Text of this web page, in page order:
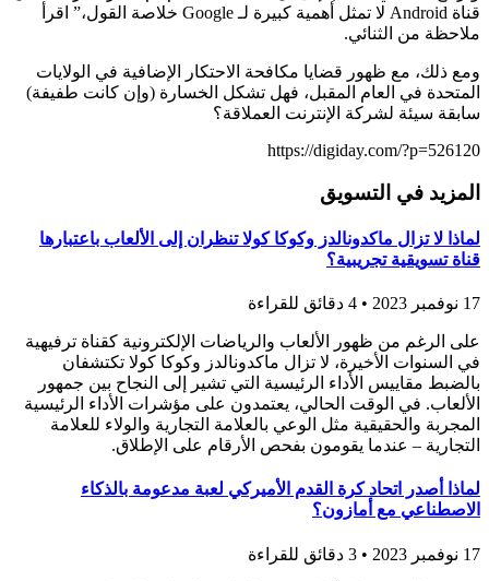
قناة Android لا تمثل أهمية كبيرة لـ Google خلاصة القول،” اقرأ
ملاحظة من الثنائي.
ومع ذلك، مع ظهور قضايا مكافحة الاحتكار الإضافية في الولايات
المتحدة في العام المقبل، فهل تشكل الخسارة (وإن كانت طفيفة)
سابقة سيئة لشركة الإنترنت العملاقة؟
https://digiday.com/?p=526120
المزيد في التسويق
لماذا لا تزال ماكدونالدز وكوكا كولا تنظران إلى الألعاب باعتبارها
قناة تسويقية تجريبية؟
17 نوفمبر 2023 • 4 دقائق للقراءة
على الرغم من ظهور الألعاب والرياضات الإلكترونية كقناة ترفيهية
في السنوات الأخيرة، لا تزال ماكدونالدز وكوكا كولا تكتشفان
بالضبط مقاييس الأداء الرئيسية التي تشير إلى النجاح بين جمهور
الألعاب. في الوقت الحالي، يعتمدون على مؤشرات الأداء الرئيسية
المجربة والحقيقية مثل الوعي بالعلامة التجارية والولاء للعلامة
التجارية – عندما يقومون بفحص الأرقام على الإطلاق.
لماذا أصدر اتحاد كرة القدم الأميركي لعبة مدعومة بالذكاء
الاصطناعي مع أمازون؟
17 نوفمبر 2023 • 3 دقائق للقراءة